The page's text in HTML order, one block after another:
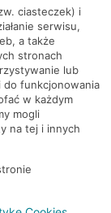
ciasteczek) i
serwisu,
a także
stronach
lub
do funkcjonowania
w każdym
mogli
na tej i innych